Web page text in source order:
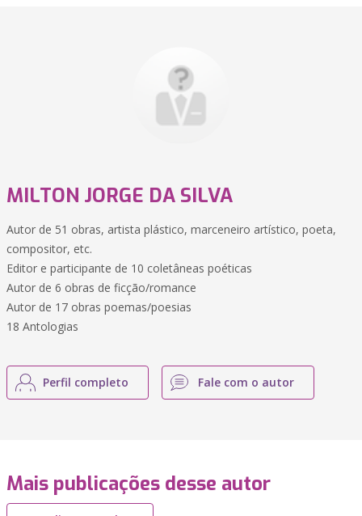
MILTON JORGE DA SILVA
Autor de 51 obras, artista plástico, marceneiro artístico, poeta,
compositor, etc.
Editor e participante de 10 coletâneas poéticas
Autor de 6 obras de ficção/romance
Autor de 17 obras poemas/poesias
18 Antologias
Perfil completo Fale com o autor
Mais publicações desse autor